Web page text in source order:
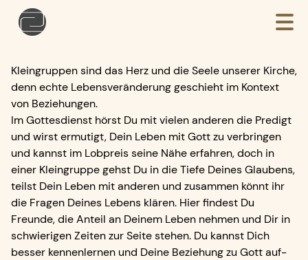
Kleingruppen sind das Herz und die Seele unserer Kirche,
denn echte Lebensveränderung geschieht im Kontext
von Beziehungen.
Im Gottesdienst hörst Du mit vielen anderen die Predigt
und wirst ermutigt, Dein Leben mit Gott zu verbringen
und kannst im Lobpreis seine Nähe erfahren, doch in
einer Kleingruppe gehst Du in die Tiefe Deines Glaubens,
teilst Dein Leben mit anderen und zusammen könnt ihr
die Fragen Deines Lebens klären. Hier findest Du
Freunde, die Anteil an Deinem Leben nehmen und Dir in
schwierigen Zeiten zur Seite stehen. Du kannst Dich
besser kennenlernen und Deine Beziehung zu Gott auf-